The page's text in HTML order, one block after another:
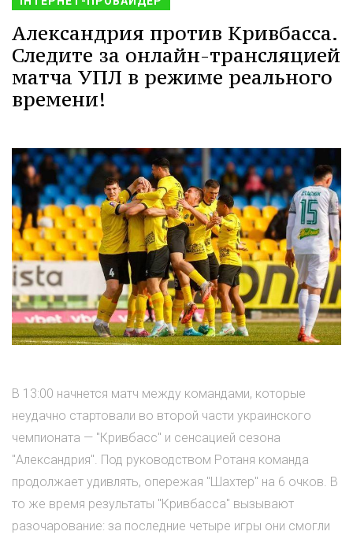
Александрия против Кривбасса.
Следите за онлайн-трансляцией
матча УПЛ в режиме реального
времени!
В 13:00 начнется матч между командами, которые
неудачно стартовали во второй части украинского
чемпионата — "Кривбасс" и сенсацией сезона
"Александрия". Под руководством Ротаня команда
продолжает удивлять, опережая "Шахтер" на 6 очков. В
то же время результаты "Кривбасса" вызывают
разочарование: за последние четыре игры они смогли